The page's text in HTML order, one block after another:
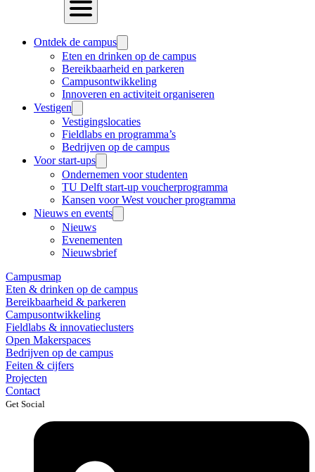
Ontdek de campus
Eten en drinken op de campus
Bereikbaarheid en parkeren
Campusontwikkeling
Innoveren en activiteit organiseren
Vestigen
Vestigingslocaties
Fieldlabs en programma’s
Bedrijven op de campus
Voor start-ups
Ondernemen voor studenten
TU Delft start-up voucherprogramma
Kansen voor West voucher programma
Nieuws en events
Nieuws
Evenementen
Nieuwsbrief
Campusmap
Eten & drinken op de campus
Bereikbaarheid & parkeren
Campusontwikkeling
Fieldlabs & innovatieclusters
Open Makerspaces
Bedrijven op de campus
Feiten & cijfers
Projecten
Contact
Get Social